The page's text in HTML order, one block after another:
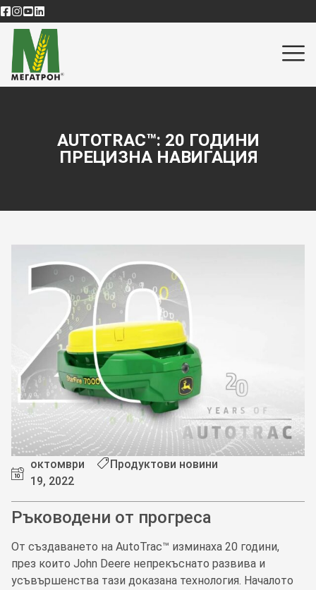
AUTOTRAC™: 20 ГОДИНИ
ПРЕЦИЗНА НАВИГАЦИЯ
октомври
19, 2022
Продуктови новини
Ръководени от прогреса
От създаването на AutoTrac™ изминаха 20 години,
през които John Deere непрекъснато развива и
усъвършенства тази доказана технология. Началото